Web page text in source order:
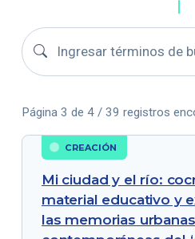
Buscar proyectos
Página 3 de 4 / 39 registros
CREACIÓN
Mi ciudad y el río:
material educativo y
las memorias urbanas